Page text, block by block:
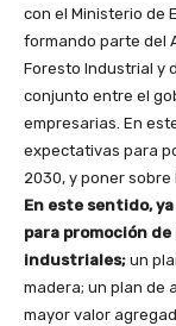
con el Ministerio de
formando parte del
Foresto Industrial y
conjunto entre el
empresarias. En
expectativas para
2030, y poner
En este sentido,
para promoción
industriales; un
madera; un plan de
mayor valor